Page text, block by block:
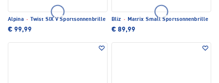
Alpina · Twist SIX V Sportsonnenbrille
€ 99,99
Bliz · Matrix Small Sportsonnenbrille
€ 89,99